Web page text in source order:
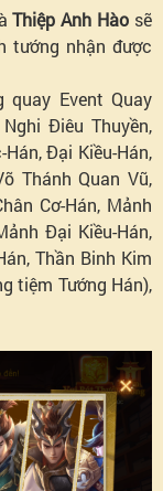
Thiệp Anh Hào sẽ
tướng nhận được
quay Event Quay
Điêu Thuyền,
Hán, Đại Kiều-Hán,
Thánh Quan Vũ,
Cơ-Hán, Mảnh
Đại Kiều-Hán,
Thần Binh Kim
tiệm Tướng Hán),